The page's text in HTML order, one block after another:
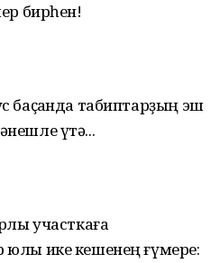
бирһен!
баҫҡанда табиптарҙың эш
үтә...
участкаға
ике кешенең ғүмере: